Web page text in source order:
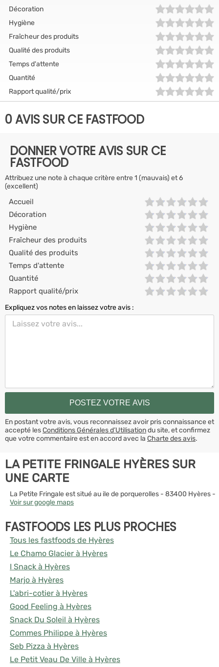
Décoration
Hygiène
Fraîcheur des produits
Qualité des produits
Temps d'attente
Quantité
Rapport qualité/prix
0 AVIS SUR CE FASTFOOD
DONNER VOTRE AVIS SUR CE
FASTFOOD
Attribuez une note à chaque critère entre 1 (mauvais) et 6
(excellent)
Accueil
Décoration
Hygiène
Fraîcheur des produits
Qualité des produits
Temps d'attente
Quantité
Rapport qualité/prix
Expliquez vos notes en laissez votre avis :
En postant votre avis, vous reconnaissez avoir pris connaissance et
accepté lesConditions Générales d’Utilisationdu site, et confirmez
que votre commentaire est en accord avec la Charte des avis.
LA PETITE FRINGALE HYÈRES SUR
UNE CARTE
La Petite Fringale est situé au ile de porquerolles - 83400 Hyères -
Voir sur google maps
FASTFOODS LES PLUS PROCHES
Tous les fastfoods de Hyères
Le Chamo Glacier à Hyères
I Snack à Hyères
Marjo à Hyères
L'abri-cotier à Hyères
Good Feeling à Hyères
Snack Du Soleil à Hyères
Commes Philippe à Hyères
Seb Pizza à Hyères
Le Petit Veau De Ville à Hyères